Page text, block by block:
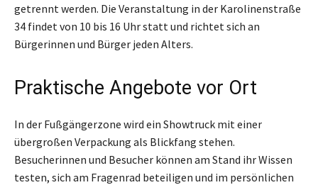
getrennt werden. Die Veranstaltung in der Karolinenstraße
34 findet von 10 bis 16 Uhr statt und richtet sich an
Bürgerinnen und Bürger jeden Alters.
Praktische Angebote vor Ort
In der Fußgängerzone wird ein Showtruck mit einer
übergroßen Verpackung als Blickfang stehen.
Besucherinnen und Besucher können am Stand ihr Wissen
testen, sich am Fragenrad beteiligen und im persönlichen